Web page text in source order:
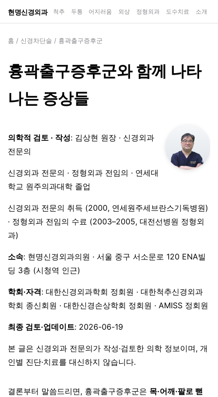
현명신경외과 척추 두통 어지러움 외상 정형외과 도수치료 소개
홈 / 신경차단술 / 흉곽출구증후군
흉곽출구증후군와 함께 나타
나는 증상들
의학적 검토 · 작성: 김상현 원장 · 신경외과
전문의
신경외과 전문의 · 정형외과 전임의 · 연세대
학교 원주의과대학 졸업
신경외과 전문의 취득 (2000, 연세원주세브란스기독병원)
· 정형외과 전임의 수료 (2003–2005, 대전선병원 정형외
과)
소속: 현명신경외과의원 · 서울 중구 서소문로 120 ENA빌
딩 3층 (시청역 인근)
학회·자격: 대한신경외과학회 정회원 · 대한척추신경외과
학회 종신회원 · 대한신경손상학회 정회원 · AMISS 정회원
최종 검토·업데이트: 2026-06-19
본 글은 신경외과 전문의가 작성·검토한 의학 정보이며, 개
인별 진단·치료를 대신하지 않습니다.
결론부터 말씀드리면, 흉곽출구증후군은 목·어깨·팔로 뻗